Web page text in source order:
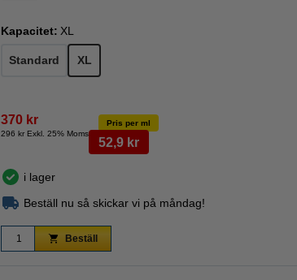
Kapacitet: XL
Standard XL
370 kr
296 kr Exkl. 25% Moms
Pris per ml
52,9 kr
i lager
Beställ nu så skickar vi på måndag!
Beställ